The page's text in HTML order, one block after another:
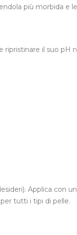
più morbida e
ripristinare il suo pH
Applica con
tutti i tipi di pelle.